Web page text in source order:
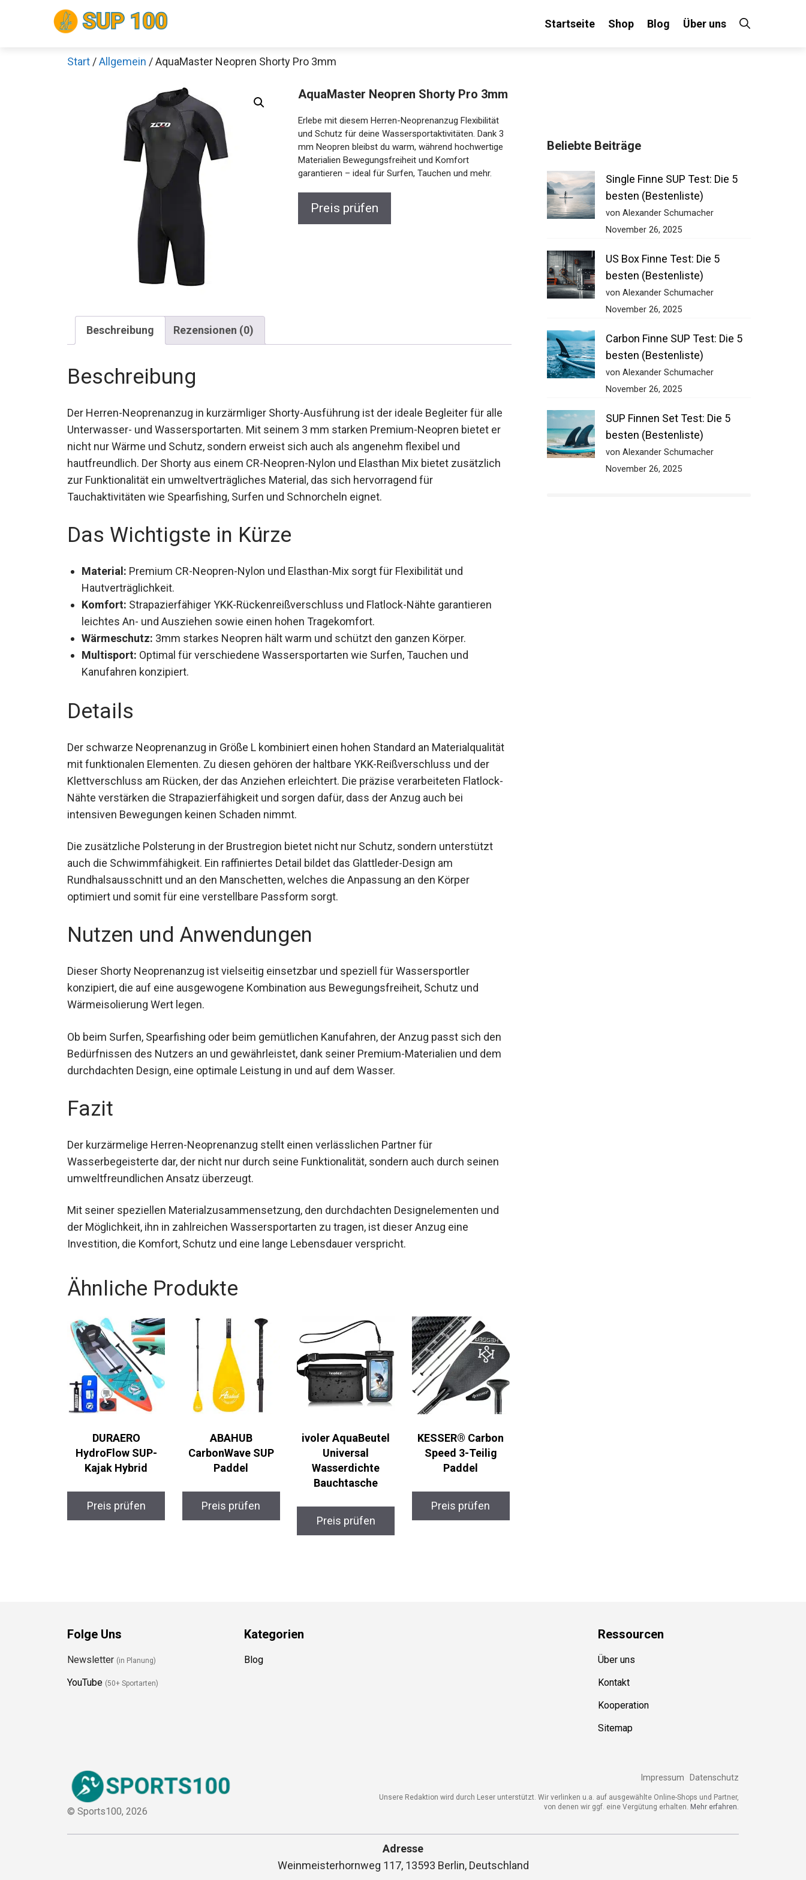
Startseite Shop Blog Über uns
Start /Allgemein / AquaMaster Neopren Shorty Pro 3mm
AquaMaster Neopren Shorty Pro 3mm
Erlebe mit diesem Herren-Neoprenanzug Flexibilität
und Schutz für deine Wassersportaktivitäten. Dank 3
mm Neopren bleibst du warm, während hochwertige
Materialien Bewegungsfreiheit und Komfort
garantieren – ideal für Surfen, Tauchen und mehr.
Preis prüfen
Beschreibung Rezensionen (0)
Beschreibung
Der Herren-Neoprenanzug in kurzärmliger Shorty-Ausführung ist der ideale Begleiter für alle
Unterwasser- und Wassersportarten. Mit seinem 3 mm starken Premium-Neopren bietet er
nicht nur Wärme und Schutz, sondern erweist sich auch als angenehm flexibel und
hautfreundlich. Der Shorty aus einem CR-Neopren-Nylon und Elasthan Mix bietet zusätzlich
zur Funktionalität ein umweltverträgliches Material, das sich hervorragend für
Tauchaktivitäten wie Spearfishing, Surfen und Schnorcheln eignet.
Das Wichtigste in Kürze
Material: Premium CR-Neopren-Nylon und Elasthan-Mix sorgt für Flexibilität und
Hautverträglichkeit.
Komfort: Strapazierfähiger YKK-Rückenreißverschluss und Flatlock-Nähte garantieren
leichtes An- und Ausziehen sowie einen hohen Tragekomfort.
Wärmeschutz: 3mm starkes Neopren hält warm und schützt den ganzen Körper.
Multisport: Optimal für verschiedene Wassersportarten wie Surfen, Tauchen und
Kanufahren konzipiert.
Details
Der schwarze Neoprenanzug in Größe L kombiniert einen hohen Standard an Materialqualität
mit funktionalen Elementen. Zu diesen gehören der haltbare YKK-Reißverschluss und der
Klettverschluss am Rücken, der das Anziehen erleichtert. Die präzise verarbeiteten Flatlock-
Nähte verstärken die Strapazierfähigkeit und sorgen dafür, dass der Anzug auch bei
intensiven Bewegungen keinen Schaden nimmt.
Die zusätzliche Polsterung in der Brustregion bietet nicht nur Schutz, sondern unterstützt
auch die Schwimmfähigkeit. Ein raffiniertes Detail bildet das Glattleder-Design am
Rundhalsausschnitt und an den Manschetten, welches die Anpassung an den Körper
optimiert und somit für eine verstellbare Passform sorgt.
Nutzen und Anwendungen
Dieser Shorty Neoprenanzug ist vielseitig einsetzbar und speziell für Wassersportler
konzipiert, die auf eine ausgewogene Kombination aus Bewegungsfreiheit, Schutz und
Wärmeisolierung Wert legen.
Ob beim Surfen, Spearfishing oder beim gemütlichen Kanufahren, der Anzug passt sich den
Bedürfnissen des Nutzers an und gewährleistet, dank seiner Premium-Materialien und dem
durchdachten Design, eine optimale Leistung in und auf dem Wasser.
Fazit
Der kurzärmelige Herren-Neoprenanzug stellt einen verlässlichen Partner für
Wasserbegeisterte dar, der nicht nur durch seine Funktionalität, sondern auch durch seinen
umweltfreundlichen Ansatz überzeugt.
Mit seiner speziellen Materialzusammensetzung, den durchdachten Designelementen und
der Möglichkeit, ihn in zahlreichen Wassersportarten zu tragen, ist dieser Anzug eine
Investition, die Komfort, Schutz und eine lange Lebensdauer verspricht.
Ähnliche Produkte
DURAERO
HydroFlow SUP-
Kajak Hybrid
Preis prüfen
ABAHUB
CarbonWave SUP
Paddel
Preis prüfen
ivoler AquaBeutel
Universal
Wasserdichte
Bauchtasche
Preis prüfen
KESSER® Carbon
Speed 3-Teilig
Paddel
Preis prüfen
Beliebte Beiträge
Single Finne SUP Test: Die 5
besten (Bestenliste)
von Alexander Schumacher
November 26, 2025
US Box Finne Test: Die 5
besten (Bestenliste)
von Alexander Schumacher
November 26, 2025
Carbon Finne SUP Test: Die 5
besten (Bestenliste)
von Alexander Schumacher
November 26, 2025
SUP Finnen Set Test: Die 5
besten (Bestenliste)
von Alexander Schumacher
November 26, 2025
Folge Uns
Newsletter(in Planung)
YouTube (50+ Sportarten)
Kategorien
Blog
Ressourcen
Über uns
Kontakt
Kooperation
Sitemap
© Sports100, 2026
Impressum Datenschutz
Unsere Redaktion wird durch Leser unterstützt. Wir verlinken u.a. auf ausgewählte Online-Shops und Partner,
von denen wir ggf. eine Vergütung erhalten. Mehr erfahren.
Adresse
Weinmeisterhornweg 117, 13593 Berlin, Deutschland
Decathlon Sale
Schaue dir jetzt die meistverkauften Produkte im Sale bei Decathlon an!
Jetzt anschauen